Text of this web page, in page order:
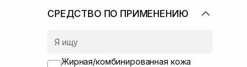
СРЕДСТВО ПО ПРИМЕНЕНИЮ
Жирная/комбинированная кожа